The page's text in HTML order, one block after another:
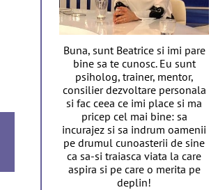
Buna, sunt Beatrice si imi pare
bine sa te cunosc. Eu sunt
psiholog, trainer, mentor,
consilier dezvoltare personala
si fac ceea ce imi place si ma
pricep cel mai bine: sa
incurajez si sa indrum oamenii
pe drumul cunoasterii de sine
ca sa-si traiasca viata la care
aspira si pe care o merita pe
deplin!